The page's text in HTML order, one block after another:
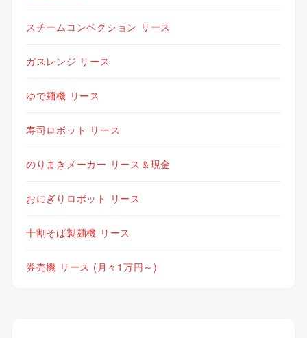
スチームコンベクション リース
ガスレンジ リース
ゆで麺機 リース
寿司ロボット リース
のりまきメーカー リース＆現金
おにぎりロボット リース
十割そば製麺機 リース
券売機 リース (月々1万円～)